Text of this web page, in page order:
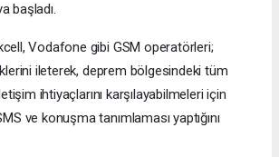
başladı.
Vodafone gibi GSM operatörleri;
ileterek, deprem bölgesindeki tüm
ihtiyaçlarını karşılayabilmeleri için
ve konuşma tanımlaması yaptığını